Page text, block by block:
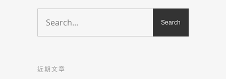
中
啟)
中
啟)
新
啟)
中 (在
開
近期文章